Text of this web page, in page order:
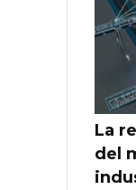
La
del